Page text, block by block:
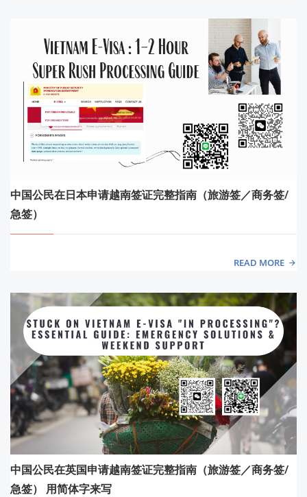
中国公民在日本申请越南签证完整指南（旅游签／商务签/
急签）
READ MORE
中国公民在英国申请越南签证完整指南（旅游签／商务签/
急签） 用简体字来写